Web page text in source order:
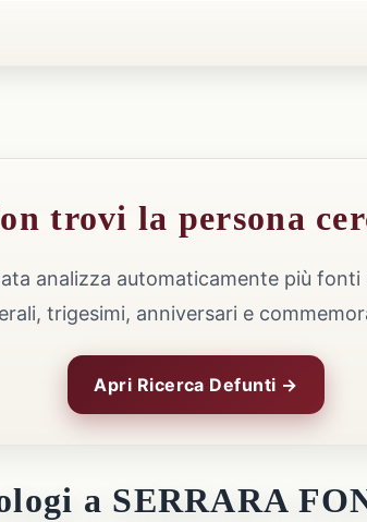
trovi la persona
analizza automaticamente più
trigesimi, anniversari e
Apri Ricerca Defunti →
a SERRARA